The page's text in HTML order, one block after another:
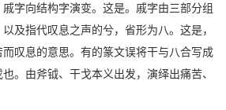
字向结构字演变。这是。戚字由三部分组
及指代叹息之声的兮，省形为八。这是，
叹息的意思。有的篆文误将干与八合写成
。由斧钺、干戈本义出发，演绎出痛苦、